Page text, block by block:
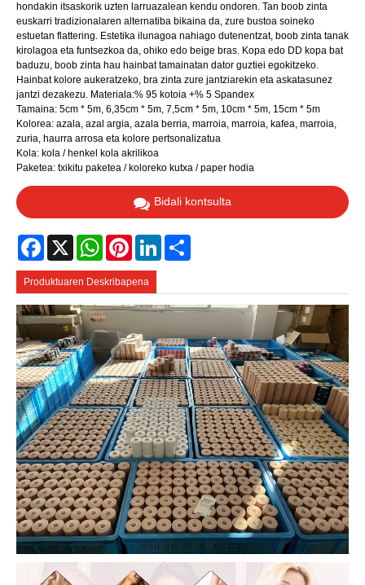
hondakin itsaskorik uzten larruazalean kendu ondoren. Tan boob zinta
euskarri tradizionalaren alternatiba bikaina da, zure bustoa soineko
estuetan flattering. Estetika ilunagoa nahiago dutenentzat, boob zinta tanak
kirolagoa eta funtsezkoa da, ohiko edo beige bras. Kopa edo DD kopa bat
baduzu, boob zinta hau hainbat tamainatan dator guztiei egokitzeko.
Hainbat kolore aukeratzeko, bra zinta zure jantziarekin eta askatasunez
jantzi dezakezu. Materiala:% 95 kotoia +% 5 Spandex
Tamaina: 5cm * 5m, 6,35cm * 5m, 7,5cm * 5m, 10cm * 5m, 15cm * 5m
Kolorea: azala, azal argia, azala berria, marroia, marroia, kafea, marroia,
zuria, haurra arrosa eta kolore pertsonalizatua
Kola: kola / henkel kola akrilikoa
Paketea: txikitu paketea / koloreko kutxa / paper hodia
Bidali kontsulta
Facebook
X WhatsAppPinterestLinkedIn
Produktuaren Deskribapena